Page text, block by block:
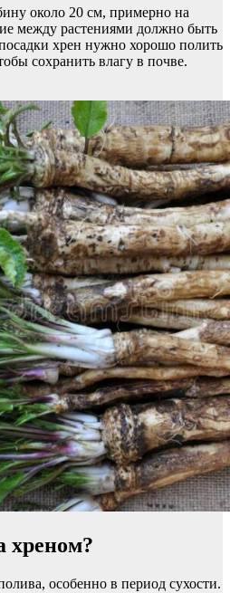
около 20 см, примерно на
между растениями должно быть
хрен нужно хорошо полить
сохранить влагу в почве.
хреном?
особенно в период сухости.